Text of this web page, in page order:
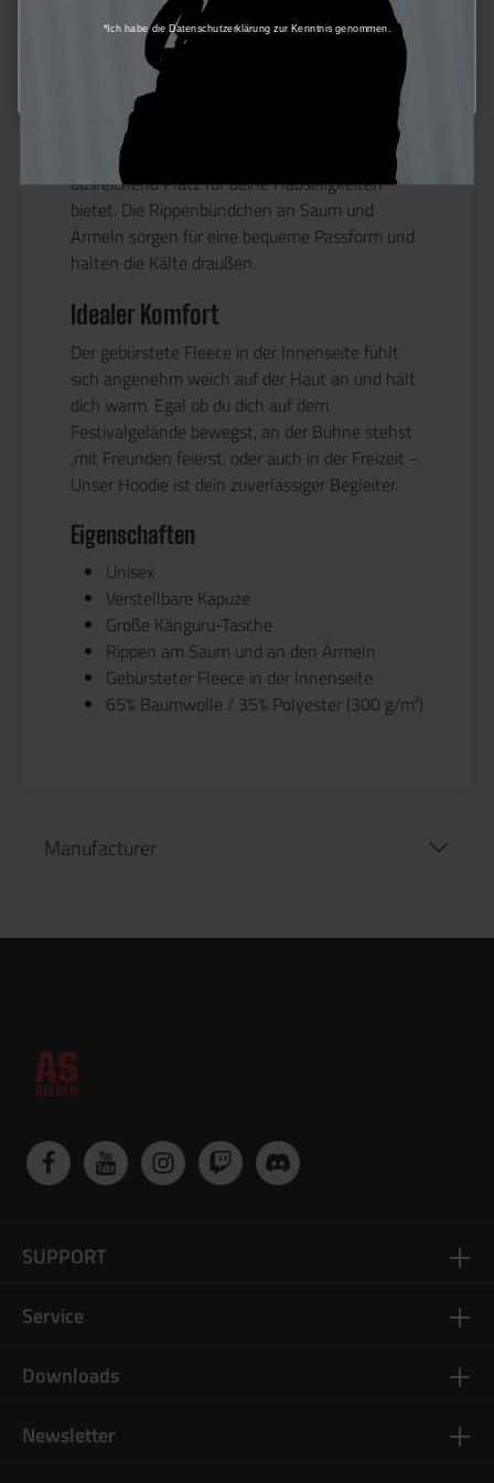
optimale Wärmeisolierung und
Strapazierfähigkeit.
Schutz vor Wind und Wetter
Die verstellbare Kapuze schützt dich vor Wind
und Wetter, während die große Känguru-Tasche
ausreichend Platz für deine Habseligkeiten
bietet. Die Rippenbündchen an Saum und
Ärmeln sorgen für eine bequeme Passform und
halten die Kälte draußen.
Idealer Komfort
Der gebürstete Fleece in der Innenseite fühlt
sich angenehm weich auf der Haut an und hält
dich warm. Egal ob du dich auf dem
Festivalgelände bewegst, an der Bühne stehst
,mit Freunden feierst, oder auch in der Freizeit -
Unser Hoodie ist dein zuverlässiger Begleiter.
Eigenschaften
Unisex
Verstellbare Kapuze
Große Känguru-Tasche
Rippen am Saum und an den Ärmeln
Gebürsteter Fleece in der Innenseite
65% Baumwolle / 35% Polyester (300 g/m²)
Manufacturer
Newsletter
SUPPORT
Service
Downloads
*Ich habe die Datenschutzerklärung zur Kenntnis genommen.